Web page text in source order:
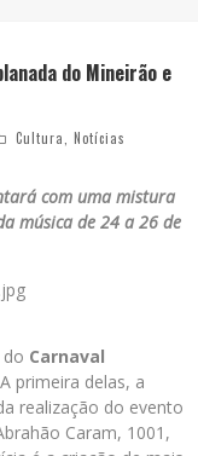
do Mineirão e
Cultura Notícias
com uma mistura
música de 24 a 26 de
Carnaval
primeira delas, a
realização do evento
Caram, 1001,